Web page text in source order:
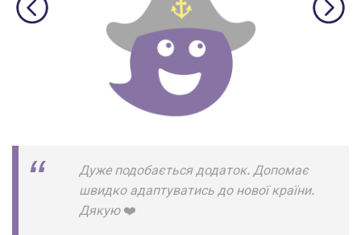
Дуже подобається додаток. Допомає
швидко адаптуватись до нової країни.
Дякую ❤